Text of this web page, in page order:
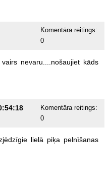
Komentāra reitings:
0
vairs nevaru....nošaujiet kāds
Komentāra reitings:
0
lielā piķa pelnīšanas